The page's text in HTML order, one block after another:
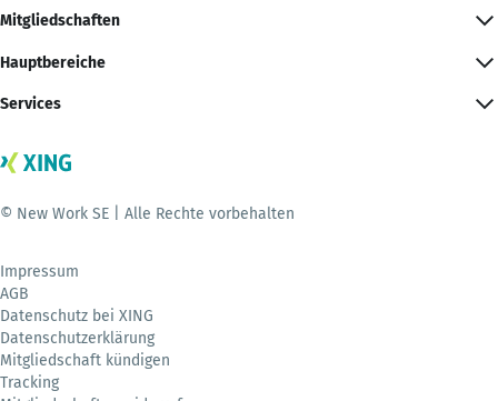
Mitgliedschaften
Hauptbereiche
Services
© New Work SE | Alle Rechte vorbehalten
Impressum
AGB
Datenschutz bei XING
Datenschutzerklärung
Mitgliedschaft kündigen
Tracking